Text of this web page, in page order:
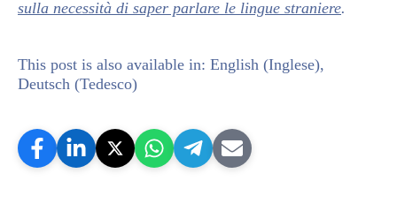
sulla necessità di saper parlare le lingue straniere.
This post is also available in: English (Inglese)
Deutsch (Tedesco)